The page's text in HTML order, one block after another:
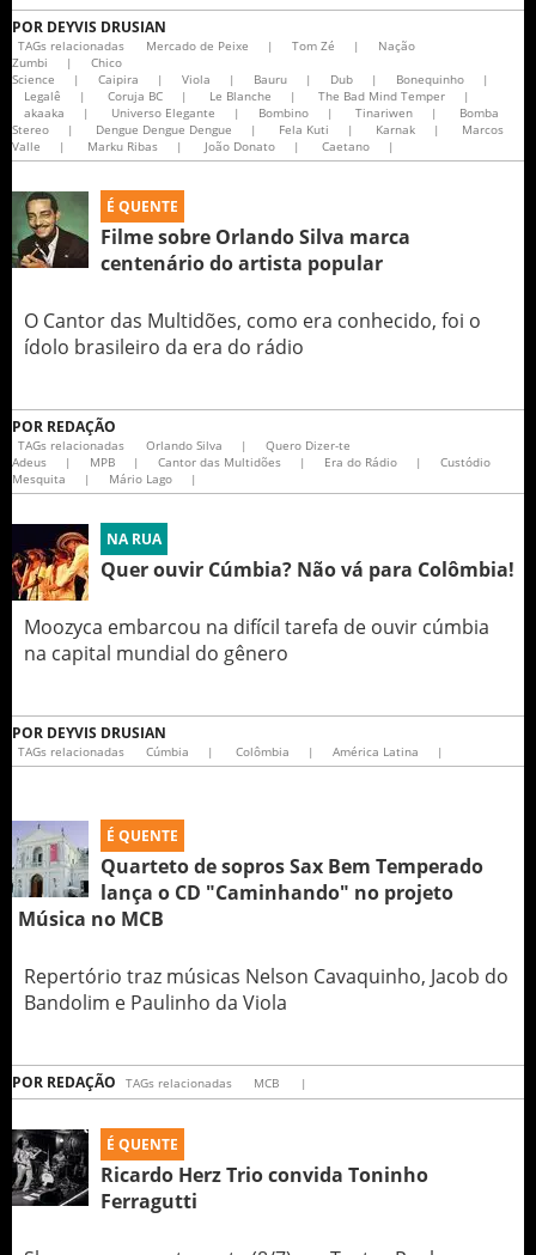
POR DEYVIS DRUSIAN
TAGs relacionadas Mercado de Peixe | Tom Zé |
Nação
Zumbi
|
Chico
Science
| Caipira | Viola | Bauru | Dub | Bonequinho
|
Legalê
| Coruja BC | Le Blanche | The Bad Mind Temper
|
akaaka
| Universo Elegante | Bombino | Tinariwen |
Bomba
Stereo
| Dengue Dengue Dengue | Fela Kuti | Karnak |
Marcos
Valle
| Marku Ribas | João Donato | Caetano |
É QUENTE
Filme sobre Orlando Silva marca
centenário do artista popular
O Cantor das Multidões, como era conhecido, foi o
ídolo brasileiro da era do rádio
POR REDAÇÃO
TAGs relacionadas Orlando Silva |
Quero Dizer-te
Adeus
| MPB | Cantor das Multidões | Era do Rádio |
Custódio
Mesquita
| Mário Lago |
NA RUA
Quer ouvir Cúmbia? Não vá para Colômbia!
Moozyca embarcou na difícil tarefa de ouvir cúmbia
na capital mundial do gênero
POR DEYVIS DRUSIAN
TAGs relacionadas Cúmbia | Colômbia | América Latina |
É QUENTE
Quarteto de sopros Sax Bem Temperado
lança o CD "Caminhando" no projeto
Música no MCB
Repertório traz músicas Nelson Cavaquinho, Jacob do
Bandolim e Paulinho da Viola
POR REDAÇÃO TAGs relacionadas MCB |
É QUENTE
Ricardo Herz Trio convida Toninho
Ferragutti